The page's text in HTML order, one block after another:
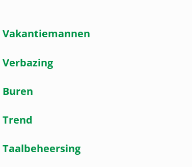
Vakantiemannen
Verbazing
Buren
Trend
Taalbeheersing